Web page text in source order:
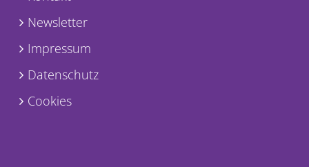
Newsletter
Impressum
Datenschutz
Cookies